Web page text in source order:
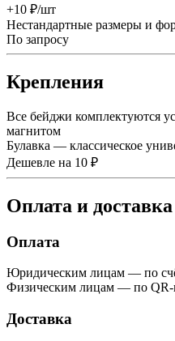
+10 ₽/шт
Нестандартные размеры и
По запросу
Крепления
Все бейджи комплектуются
магнитом
Булавка — классическое
Дешевле на 10 ₽
Оплата и доставка
Оплата
Юридическим лицам — по
Физическим лицам — по QR-
Доставка